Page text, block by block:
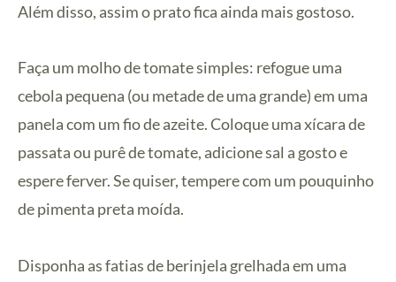
Além disso, assim o prato fica ainda mais gostoso.
Faça um molho de tomate simples: refogue uma
cebola pequena (ou metade de uma grande) em uma
panela com um fio de azeite. Coloque uma xícara de
passata ou purê de tomate, adicione sal a gosto e
espere ferver. Se quiser, tempere com um pouquinho
de pimenta preta moída.
Disponha as fatias de berinjela grelhada em uma